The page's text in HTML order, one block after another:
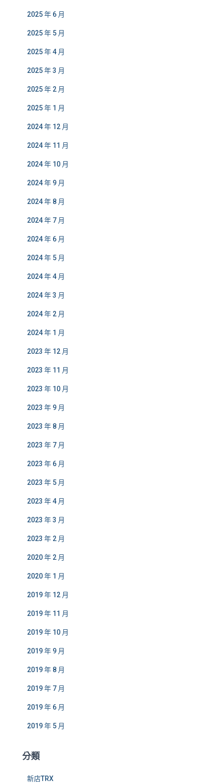
2025 年 6 月
2025 年 5 月
2025 年 4 月
2025 年 3 月
2025 年 2 月
2025 年 1 月
2024 年 12 月
2024 年 11 月
2024 年 10 月
2024 年 9 月
2024 年 8 月
2024 年 7 月
2024 年 6 月
2024 年 5 月
2024 年 4 月
2024 年 3 月
2024 年 2 月
2024 年 1 月
2023 年 12 月
2023 年 11 月
2023 年 10 月
2023 年 9 月
2023 年 8 月
2023 年 7 月
2023 年 6 月
2023 年 5 月
2023 年 4 月
2023 年 3 月
2023 年 2 月
2020 年 2 月
2020 年 1 月
2019 年 12 月
2019 年 11 月
2019 年 10 月
2019 年 9 月
2019 年 8 月
2019 年 7 月
2019 年 6 月
2019 年 5 月
分類
新店TRX